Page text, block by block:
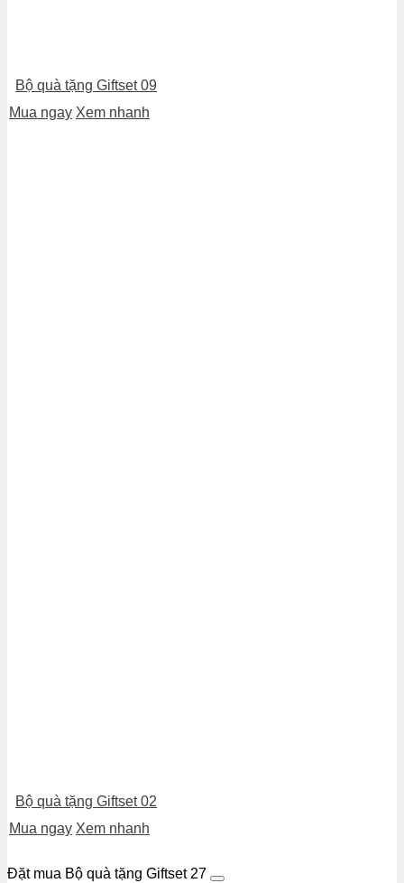
Bộ quà tặng Giftset 09
Mua ngay Xem nhanh
Bộ quà tặng Giftset 02
Mua ngay Xem nhanh
Đặt mua Bộ quà tặng Giftset 27